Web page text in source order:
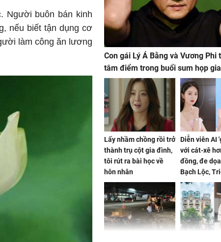
Người buôn bán kinh
nếu biết tận dụng cơ
làm công ăn lương
Con gái Lý Á Bằng và Vương Phi
tâm điểm trong buổi sum họp
Lấy nhầm chồng rồi trở
thành trụ cột gia đình,
tôi rút ra bài học về
hôn nhân
Diễn viên AI
với cát-xê
đồng, đe
Bạch Lộc,
Dĩnh